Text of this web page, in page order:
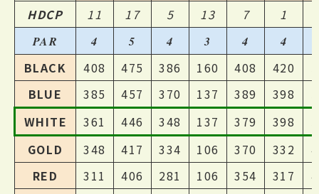
HDCP
11 17 5 13 7 1
PAR 4 5 4 3 4 4
BLACK 408 475 386 160 408 420
BLUE
385 457 370 137 389 398
WHITE
361 446 348 137 379 398
GOLD
348 417 334 106 370 332
RED
311 406 281 106 354 317